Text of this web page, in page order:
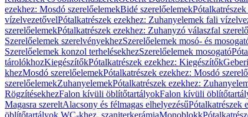
ezekhez: Mosdó szerelőelemekBidé szerelőelemek
vízelvezetővelPótalkatrészek ezekhez: Zuhanyelemek fali
szerelőelemekPótalkatrészek ezekhez: Zuhanyzó válaszfal
Szerelőelemek szerelvényekhezSzerelőelemek mosó- és
Szerelőelemek konzol terhelésekhezSzerelőelemek mosogató
tárolókhozKiegészítőkPótalkatrészek ezekhez: Kiegészítők
khezMosdó szerelőelemekPótalkatrészek ezekhez: Mosdó
szerelőelemekZuhanyelemekPótalkatrészek ezekhez:
RögzítésekhezFalon kívüli öblítőtartályokFalon kívüli
Magasra szereltAlacsony és félmagas elhelyezésűPótalkatrészek
öblítőtartályok WC-khez, szaniterkerámiaMonoblokk